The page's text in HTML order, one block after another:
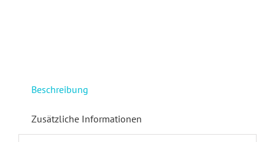
Beschreibung
Zusätzliche Informationen